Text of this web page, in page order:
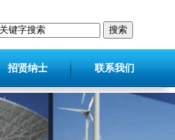
招贤纳士 联系我们